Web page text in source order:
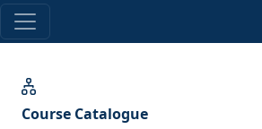
Course Catalogue